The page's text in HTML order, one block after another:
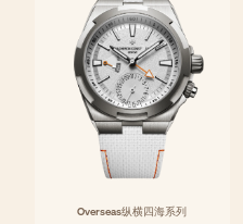
Overseas纵横四海系列